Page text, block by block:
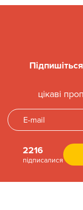
цікаві
2216
підписалися